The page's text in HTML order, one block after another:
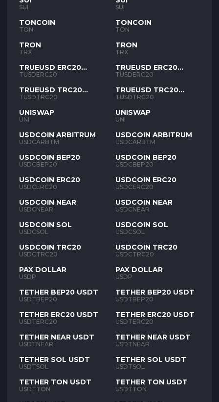
SUI
TONCOIN
TON
TRON
TRX
TRUEUSD ERC20
TUSD
TUSDERC20
TRUEUSD TRC20
TUSD
TUSDTRC20
UNISWAP
UNI
USDCOIN ARBITRUM
USDCARBTM
USDCOIN BEP20
USDCBEP20
USDCOIN ERC20
USDCERC20
USDCOIN NEAR
USDCNEAR
USDCOIN SOL
USDCSOL
USDCOIN TRC20
USDCTRC20
PAX DOLLAR
USDP
TETHER BEP20 USDT
USDTBEP20
TETHER ERC20 USDT
USDTERC20
TETHER NEAR USDT
USDTNEAR
TETHER SOL USDT
USDTSOL
TETHER TON USDT
USDTTON
SUI
TONCOIN
TON
TRON
TRX
TRUEUSD ERC20
TUSD
TUSDERC20
TRUEUSD TRC20
TUSD
TUSDTRC20
UNISWAP
UNI
USDCOIN ARBITRUM
USDCARBTM
USDCOIN BEP20
USDCBEP20
USDCOIN ERC20
USDCERC20
USDCOIN NEAR
USDCNEAR
USDCOIN SOL
USDCSOL
USDCOIN TRC20
USDCTRC20
PAX DOLLAR
USDP
TETHER BEP20 USDT
USDTBEP20
TETHER ERC20 USDT
USDTERC20
TETHER NEAR USDT
USDTNEAR
TETHER SOL USDT
USDTSOL
TETHER TON USDT
USDTTON